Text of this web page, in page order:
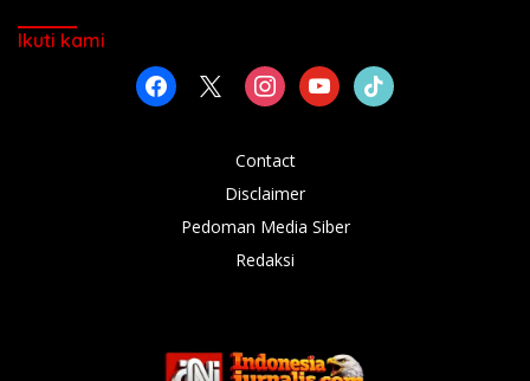
Ikuti kami
facebook instagramyoutubetiktok
Contact
Disclaimer
Pedoman Media Siber
Redaksi